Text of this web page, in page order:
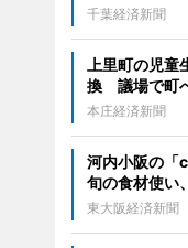
千葉経済新聞
上里町の児
換 議場で町
本庄経済新聞
河内小阪の
旬の食材使い
東大阪経済新聞